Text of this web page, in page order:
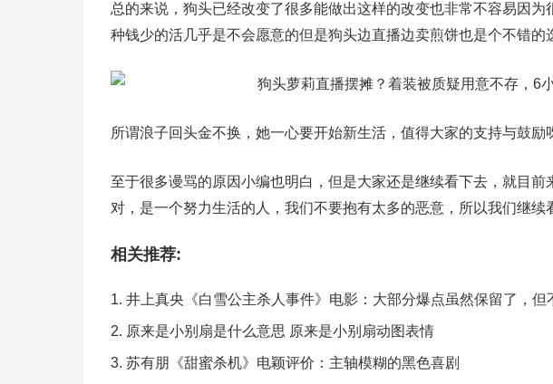
总的来说，狗头已经改变了很多能做出这样的改变也非常不容易因
种钱少的活几乎是不会愿意的但是狗头边直播边卖煎饼也是个不错的
所谓浪子回头金不换，她一心要开始新生活，值得大家的支持与鼓励
至于很多谩骂的原因小编也明白，但是大家还是继续看下去，就目
对，是一个努力生活的人，我们不要抱有太多的恶意，所以我们继续
相关推荐:
井上真央《白雪公主杀人事件》电影：大部分爆点虽然保留了，但
原来是小别扇是什么意思 原来是小别扇动图表情
苏有朋《甜蜜杀机》电颖评价：主轴模糊的黑色喜剧